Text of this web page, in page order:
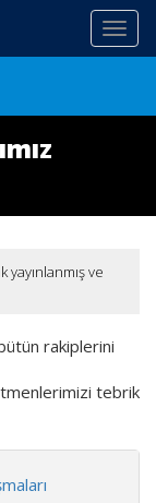
Menü
yayınlanmış ve
rakiplerini
tebrik